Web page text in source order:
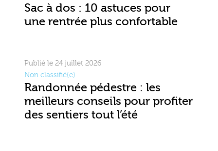
Sac à dos : 10 astuces pour
une rentrée plus confortable
Publié le 24 juillet 2026
Non classifié(e)
Randonnée pédestre : les
meilleurs conseils pour profiter
des sentiers tout l’été